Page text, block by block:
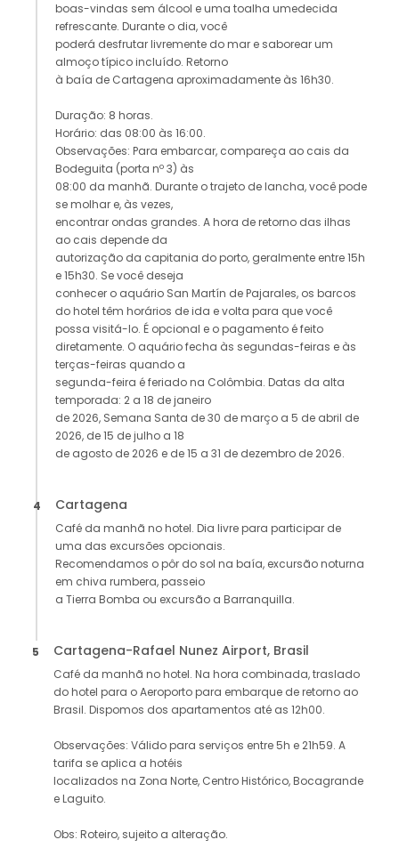
boas-vindas sem álcool e uma toalha umedecida
refrescante. Durante o dia, você
poderá desfrutar livremente do mar e saborear um
almoço típico incluído. Retorno
à baía de Cartagena aproximadamente às 16h30.
Duração: 8 horas.
Horário: das 08:00 às 16:00.
Observações: Para embarcar, compareça ao cais da
Bodeguita (porta nº 3) às
08:00 da manhã. Durante o trajeto de lancha, você pode
se molhar e, às vezes,
encontrar ondas grandes. A hora de retorno das ilhas
ao cais depende da
autorização da capitania do porto, geralmente entre 15h
e 15h30. Se você deseja
conhecer o aquário San Martín de Pajarales, os barcos
do hotel têm horários de ida e volta para que você
possa visitá-lo. É opcional e o pagamento é feito
diretamente. O aquário fecha às segundas-feiras e às
terças-feiras quando a
segunda-feira é feriado na Colômbia. Datas da alta
temporada: 2 a 18 de janeiro
de 2026, Semana Santa de 30 de março a 5 de abril de
2026, de 15 de julho a 18
de agosto de 2026 e de 15 a 31 de dezembro de 2026.
4 Cartagena
Café da manhã no hotel. Dia livre para participar de
uma das excursões opcionais.
Recomendamos o pôr do sol na baía, excursão noturna
em chiva rumbera, passeio
a Tierra Bomba ou excursão a Barranquilla.
5 Cartagena-Rafael Nunez Airport, Brasil
Café da manhã no hotel. Na hora combinada, traslado
do hotel para o Aeroporto para embarque de retorno ao
Brasil. Dispomos dos apartamentos até as 12h00.
Observações: Válido para serviços entre 5h e 21h59. A
tarifa se aplica a hotéis
localizados na Zona Norte, Centro Histórico, Bocagrande
e Laguito.
Obs: Roteiro, sujeito a alteração.